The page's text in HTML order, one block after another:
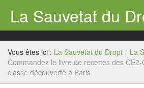
La Sauvetat du
Accueil
Mairie
Le village
Vous êtes ici : La Sauvetat du Dropt / La
Commandez le livre de recettes des
classe découverte à Paris